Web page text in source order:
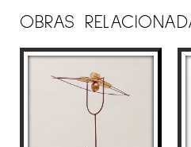
También ha realizado
fotografía y obra
inclusión de diversos
y la madera, formando
retroalimentado con su
Habitualmente emplea
papel, cables de acero,
OBRAS